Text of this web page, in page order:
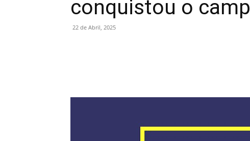
conquistou o
22 de Abril, 2025